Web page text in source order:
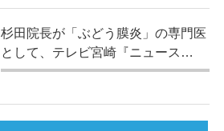
杉田院長が「ぶどう膜炎」の専門医
として、テレビ宮崎『ニュース…